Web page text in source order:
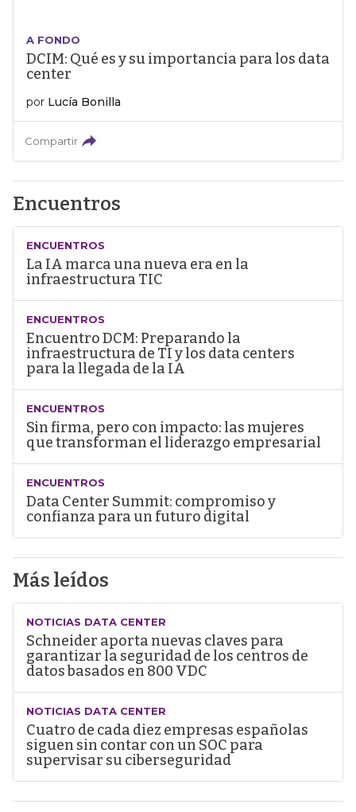
A FONDO
DCIM: Qué es y su importancia para los data
center
por Lucía Bonilla
Compartir
Encuentros
ENCUENTROS
La IA marca una nueva era en la
infraestructura TIC
ENCUENTROS
Encuentro DCM: Preparando la
infraestructura de TI y los data centers
para la llegada de la IA
ENCUENTROS
Sin firma, pero con impacto: las mujeres
que transforman el liderazgo empresarial
ENCUENTROS
Data Center Summit: compromiso y
confianza para un futuro digital
Más leídos
NOTICIAS DATA CENTER
Schneider aporta nuevas claves para
garantizar la seguridad de los centros de
datos basados en 800 VDC
NOTICIAS DATA CENTER
Cuatro de cada diez empresas españolas
siguen sin contar con un SOC para
supervisar su ciberseguridad